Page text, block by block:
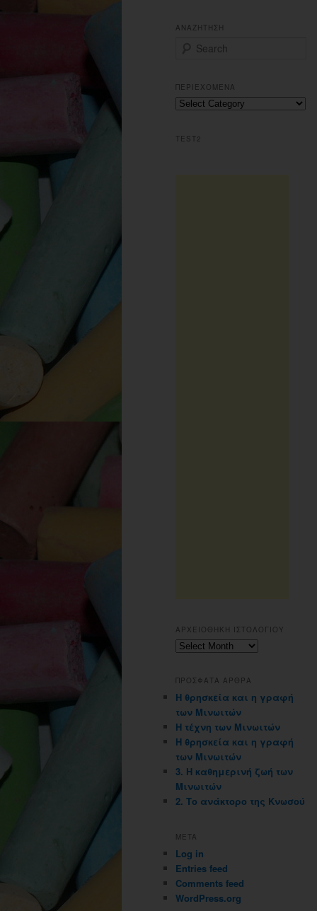
ΑΝΑΖΗΤΗΣΗ
r
c
h
ΠΕΡΙΕΧΟΜΕΝΑ
Περιεχομενα
TEST2
ΑΡΧΕΙΟΘΗΚΗ ΙΣΤΟΛΟΓΙΟΥ
Αρχειοθηκη
ΠΡΟΣΦΑΤΑ ΑΡΘΡΑ
Η θρησκεία και η γραφή
των Μινωιτών
Η τέχνη των Μινωιτών
Η θρησκεία και η γραφή
των Μινωιτών
3. Η καθημερινή ζωή των
Μινωιτών
2. Το ανάκτορο της Κνωσού
META
Log in
Entries feed
Comments feed
WordPress.org